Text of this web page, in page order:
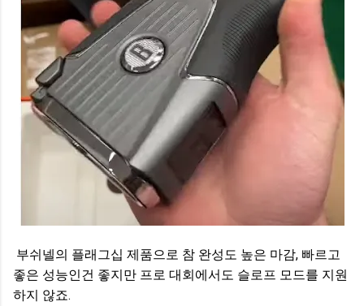
부쉬넬의 플래그십 제품으로 참 완성도 높은 마감, 빠르고
좋은 성능인건 좋지만 프로 대회에서도 슬로프 모드를 지원
하지 않죠.